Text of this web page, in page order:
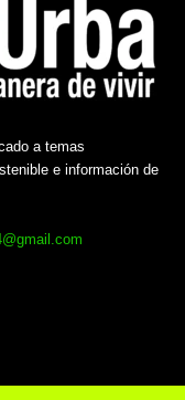
a temas
e información de